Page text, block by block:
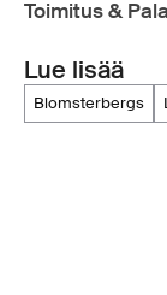
Toimitus &
Lue lisää
blomsterbergs